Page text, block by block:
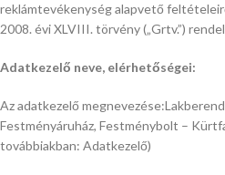
reklámtevékenység alapvető
2008. évi XLVIII. törvény („Grtv.”)
Adatkezelő neve, elérhetőségei:
Az adatkezelő
Festményáruház, Festménybolt –
továbbiakban: Adatkezelő)